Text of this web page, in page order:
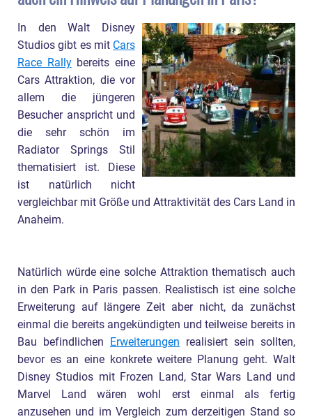
In den Walt Disney
Studios gibt es mit Cars
Race Rallybereits eine
Cars Attraktion, die vor
allem die jüngeren
Besucher anspricht und
die sehr schön im
Radiator Springs Stil
thematisiert ist. Diese
ist natürlich nicht
vergleichbar mit Größe und Attraktivität des Cars Land in
Anaheim.
Natürlich würde eine solche Attraktion thematisch auch
in den Park in Paris passen. Realistisch ist eine solche
Erweiterung auf längere Zeit aber nicht, da zunächst
einmal die bereits angekündigten und teilweise bereits in
Bau befindlichen
Erweiterungen realisiert sein sollten,
bevor es an eine konkrete weitere Planung geht. Walt
Disney Studios mit Frozen Land, Star Wars Land und
Marvel Land wären wohl erst einmal als fertig
anzusehen und im Vergleich zum derzeitigen Stand so